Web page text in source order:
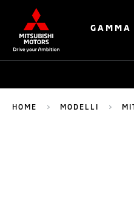
GAMMA
HOME MODELLI